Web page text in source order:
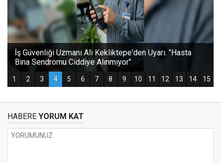
HABERE YORUM KAT